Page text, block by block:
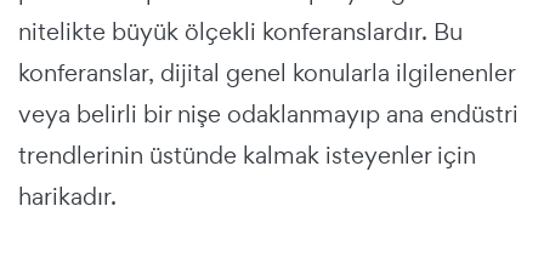
nitelikte büyük ölçekli konferanslardır. Bu
konferanslar, dijital genel konularla ilgilenenler
veya belirli bir nişe odaklanmayıp ana endüstri
trendlerinin üstünde kalmak isteyenler için
harikadır.